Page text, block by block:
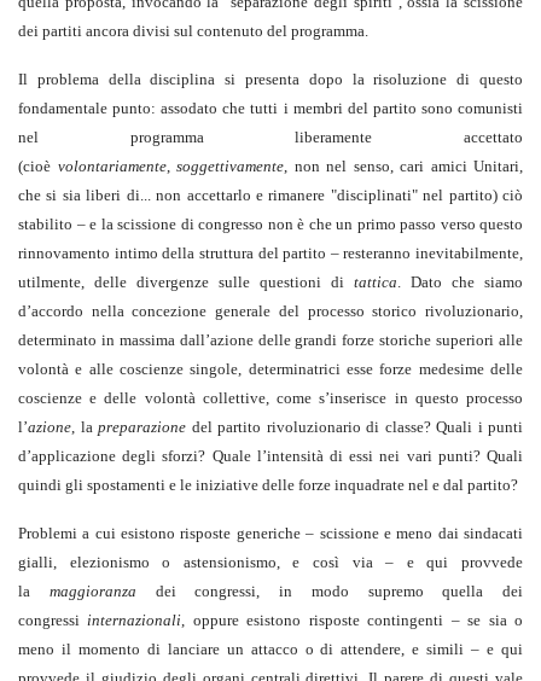
dei partiti ancora divisi sul contenuto del programma.
Il problema della disciplina si presenta dopo la risoluzione di questo
fondamentale punto: assodato che tutti i membri del partito sono comunisti
nel programma liberamente accettato
(cioè volontariamente, soggettivamente, non nel senso, cari amici Unitari,
che si sia liberi di... non accettarlo e rimanere "disciplinati" nel partito) ciò
stabilito – e la scissione di congresso non è che un primo passo verso questo
rinnovamento intimo della struttura del partito – resteranno inevitabilmente,
utilmente, delle divergenze sulle questioni di tattica. Dato che siamo
d’accordo nella concezione generale del processo storico rivoluzionario,
determinato in massima dall’azione delle grandi forze storiche superiori alle
volontà e alle coscienze singole, determinatrici esse forze medesime delle
coscienze e delle volontà collettive, come s’inserisce in questo processo
l’azione, la preparazione del partito rivoluzionario di classe? Quali i punti
d’applicazione degli sforzi? Quale l’intensità di essi nei vari punti? Quali
quindi gli spostamenti e le iniziative delle forze inquadrate nel e dal partito?
Problemi a cui esistono risposte generiche – scissione e meno dai sindacati
gialli, elezionismo o astensionismo, e così via – e qui provvede
la maggioranza dei congressi, in modo supremo quella dei
congressiinternazionali, oppure esistono risposte contingenti – se sia o
meno il momento di lanciare un attacco o di attendere, e simili – e qui